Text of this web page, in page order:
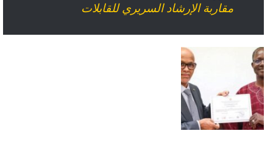
مقاربة الإرشاد السريري للقابلات